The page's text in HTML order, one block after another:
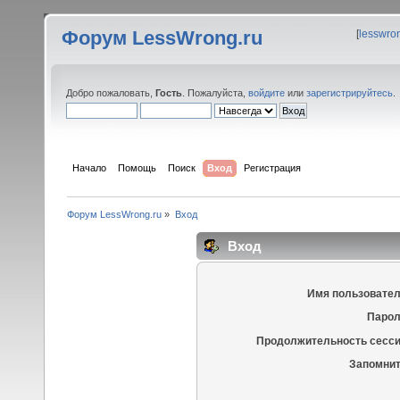
Форум LessWrong.ru [
Добро пожаловать, Гость . Пожалуйста, войдите или зарегистрируйтесь
Начало Помощь Поиск Вход Регистрация
Форум LessWrong.ru » Вход
Вход
Имя
Продолжительность